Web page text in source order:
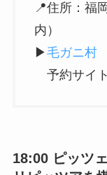
📍住所：福
内）
▶︎毛ガニ村
予約サイ
18:00 ピッツ